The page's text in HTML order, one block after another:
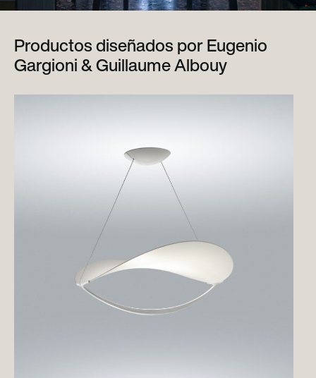
Productos diseñados por Eugenio
Gargioni & Guillaume Albouy